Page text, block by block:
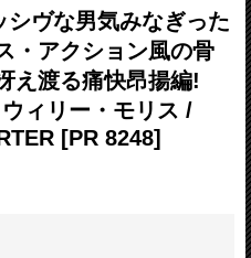
ヴな男気みなぎった
・アクション風の骨
え渡る痛快昂揚編!
ィリー・モリス /
[PR 8248]